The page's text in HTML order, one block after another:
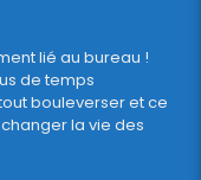
lié au bureau !
de temps
bouleverser et ce
la vie des